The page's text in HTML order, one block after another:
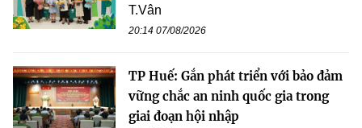
T.Vân
20:14 07/08/2026
TP Huế: Gắn phát triển với bảo đảm
vững chắc an ninh quốc gia trong
giai đoạn hội nhập